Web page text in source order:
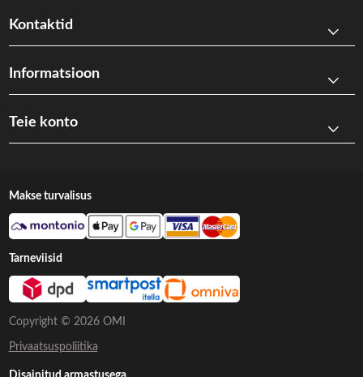
Kontaktid
Informatsioon
Teie konto
Copyright © 2026 OMI
Privaatsuspoliitika
Makse turvalisus
Tarneviisid